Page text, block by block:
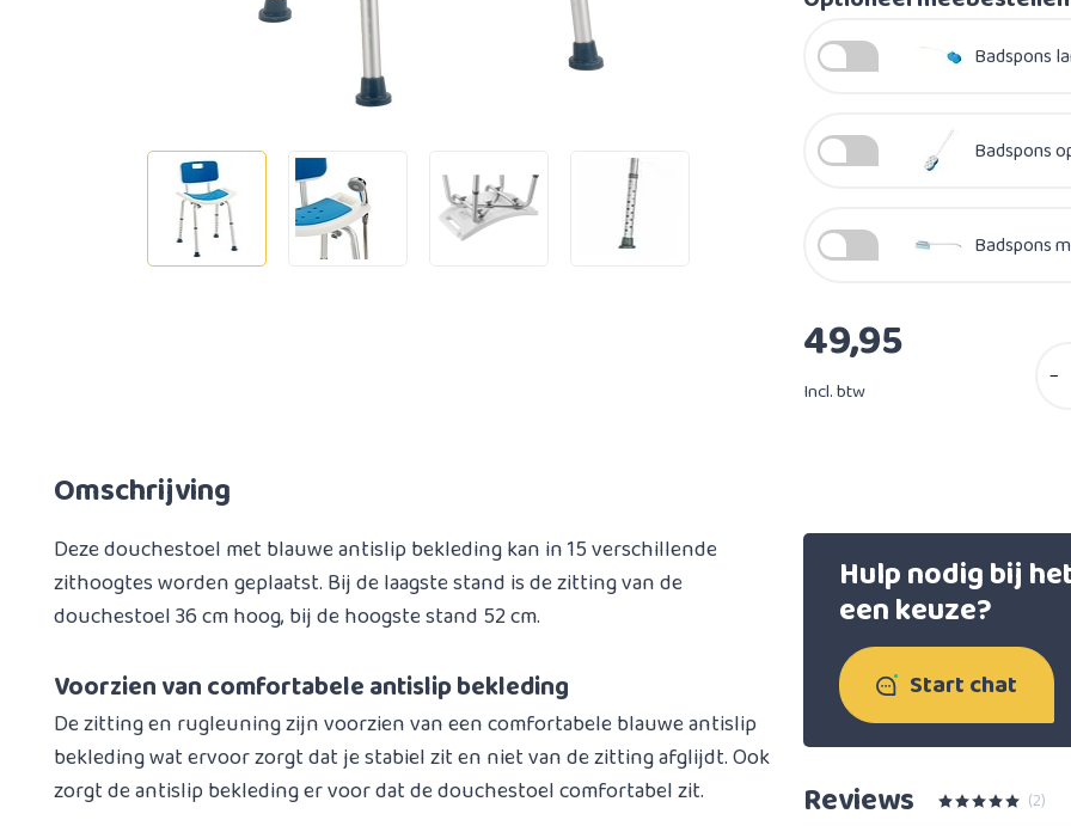
Badspons
Badspons
Badspons
49,95
Incl. btw
−
Omschrijving
Deze douchestoel met blauwe antislip bekleding kan in 15 verschillende
zithoogtes worden geplaatst. Bij de laagste stand is de zitting van de
douchestoel 36 cm hoog, bij de hoogste stand 52 cm.
Voorzien van comfortabele antislip bekleding
De zitting en rugleuning zijn voorzien van een comfortabele blauwe antislip
bekleding wat ervoor zorgt dat je stabiel zit en niet van de zitting afglijdt. Ook
zorgt de antislip bekleding er voor dat de douchestoel comfortabel zit.
Hulp nodig bij
een keuze?
Start chat
Reviews (2)